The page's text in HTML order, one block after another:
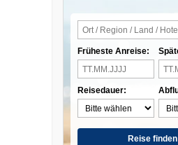
Früheste Anreise:
Reisedauer:
Reise finden